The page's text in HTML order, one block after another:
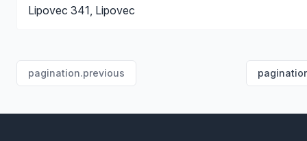
Lipovec 341, Lipovec
pagination.previous